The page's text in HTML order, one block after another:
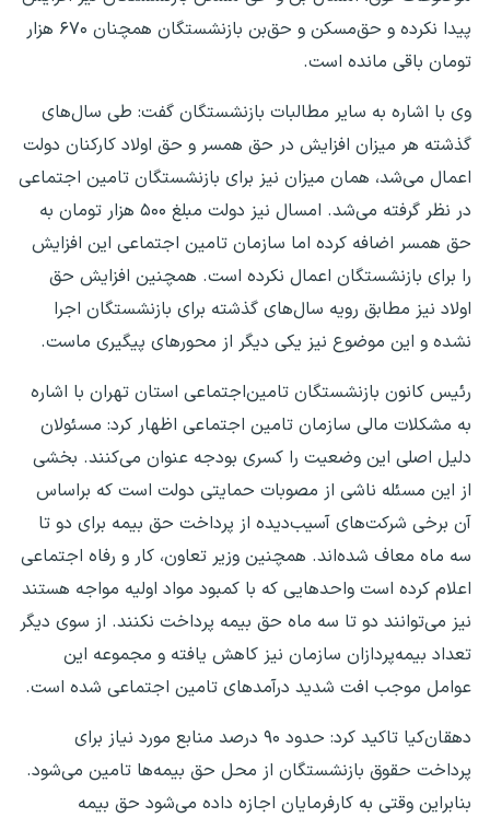
پیدا نکرده و حق‌مسکن و حق‌بن بازنشستگان همچنان ۶۷۰ هزار
تومان باقی مانده است.
وی با اشاره به سایر مطالبات بازنشستگان گفت: طی سال‌های
گذشته هر میزان افزایش در حق همسر و حق اولاد کارکنان دولت
اعمال می‌شد، همان میزان نیز برای بازنشستگان تامین اجتماعی
در نظر گرفته می‌شد. امسال نیز دولت مبلغ ۵۰۰ هزار تومان به
حق همسر اضافه کرده اما سازمان تامین اجتماعی این افزایش
را برای بازنشستگان اعمال نکرده است. همچنین افزایش حق
اولاد نیز مطابق رویه سال‌های گذشته برای بازنشستگان اجرا
نشده و این موضوع نیز یکی دیگر از محورهای پیگیری ماست.
رئیس کانون بازنشستگان تامین‌اجتماعی استان تهران با اشاره
به مشکلات مالی سازمان تامین اجتماعی اظهار کرد: مسئولان
دلیل اصلی این وضعیت را کسری بودجه عنوان می‌کنند. بخشی
از این مسئله ناشی از مصوبات حمایتی دولت است که براساس
آن برخی شرکت‌های آسیب‌دیده از پرداخت حق بیمه برای دو تا
سه ماه معاف شده‌اند. همچنین وزیر تعاون، کار و رفاه اجتماعی
اعلام کرده است واحدهایی که با کمبود مواد اولیه مواجه هستند
نیز می‌توانند دو تا سه ماه حق بیمه پرداخت نکنند. از سوی دیگر
تعداد بیمه‌پردازان سازمان نیز کاهش یافته و مجموعه این
عوامل موجب افت شدید درآمدهای تامین اجتماعی شده است.
دهقان‌کیا تاکید کرد: حدود ۹۰ درصد منابع مورد نیاز برای
پرداخت حقوق بازنشستگان از محل حق بیمه‌ها تامین می‌شود.
بنابراین وقتی به کارفرمایان اجازه داده می‌شود حق بیمه